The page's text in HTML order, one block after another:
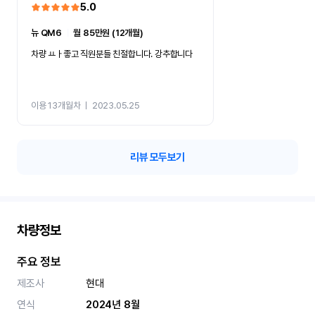
5.0
뉴 QM6 ㅣ월 85만원 (12개월)
차량 ㅛㅏ좋고 직원분들 친절합니다. 강추합니다
이용 13개월차ㅣ 2023.05.25
리뷰 모두보기
차량정보
주요 정보
제조사
현대
연식
2024년 8월